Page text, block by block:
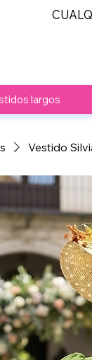
largos
Vestido